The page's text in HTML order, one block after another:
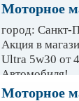
Моторное
город: Санкт-
Акция в
Ultra 5w30 от
Автомобиля!
Моторное